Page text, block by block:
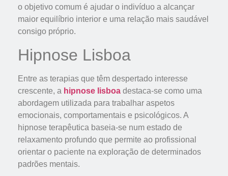
o objetivo comum é ajudar o indivíduo a alcançar
maior equilíbrio interior e uma relação mais saudável
consigo próprio.
Hipnose Lisboa
Entre as terapias que têm despertado interesse
crescente, a hipnose lisboa destaca-se como uma
abordagem utilizada para trabalhar aspetos
emocionais, comportamentais e psicológicos. A
hipnose terapêutica baseia-se num estado de
relaxamento profundo que permite ao profissional
orientar o paciente na exploração de determinados
padrões mentais.